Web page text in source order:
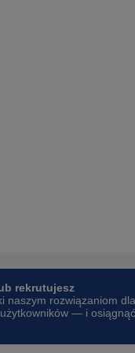
rekrutujesz
naszym rozwiązaniom dla
— i osiągnąć